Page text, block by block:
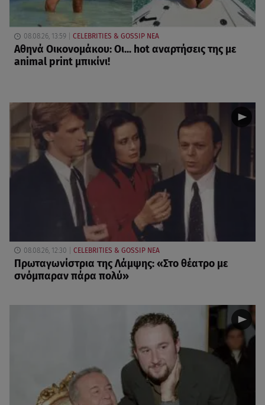
08.08.26, 13:59 CELEBRITIES & GOSSIP ΝΕΑ
Αθηνά Οικονομάκου: Οι... hot αναρτήσεις της με
animal print μπικίνι!
08.08.26, 12:30 CELEBRITIES & GOSSIP ΝΕΑ
Πρωταγωνίστρια της Λάμψης: «Στο θέατρο με
σνόμπαραν πάρα πολύ»